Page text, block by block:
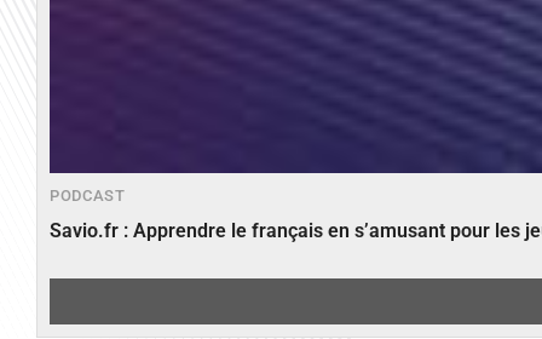
PODCAST
Savio.fr : Apprendre le français en s’amusant pour les